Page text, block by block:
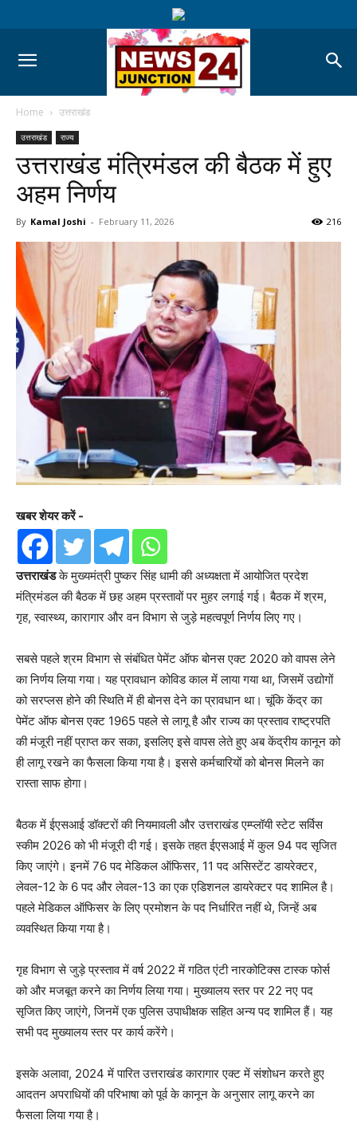
Home उत्तराखंड
उत्तराखंड राज्य
उत्तराखंड मंत्रिमंडल की बैठक में हुए
अहम निर्णय
By Kamal Joshi - February 11, 2026 216
खबर शेयर करें -
उत्तराखंडके मुख्यमंत्री पुष्कर सिंह धामी की अध्यक्षता में आयोजित प्रदेश
मंत्रिमंडल की बैठक में छह अहम प्रस्तावों पर मुहर लगाई गई। बैठक में श्रम,
गृह, स्वास्थ्य, कारागार और वन विभाग से जुड़े महत्वपूर्ण निर्णय लिए गए।
सबसे पहले श्रम विभाग से संबंधित पेमेंट ऑफ बोनस एक्ट 2020 को वापस लेने
का निर्णय लिया गया। यह प्रावधान कोविड काल में लाया गया था, जिसमें उद्योगों
को सरप्लस होने की स्थिति में ही बोनस देने का प्रावधान था। चूंकि केंद्र का
पेमेंट ऑफ बोनस एक्ट 1965 पहले से लागू है और राज्य का प्रस्ताव राष्ट्रपति
की मंजूरी नहीं प्राप्त कर सका, इसलिए इसे वापस लेते हुए अब केंद्रीय कानून को
ही लागू रखने का फैसला किया गया है। इससे कर्मचारियों को बोनस मिलने का
रास्ता साफ होगा।
बैठक में ईएसआई डॉक्टरों की नियमावली और उत्तराखंड एम्प्लॉयी स्टेट सर्विस
स्कीम 2026 को भी मंजूरी दी गई। इसके तहत ईएसआई में कुल 94 पद सृजित
किए जाएंगे। इनमें 76 पद मेडिकल ऑफिसर, 11 पद असिस्टेंट डायरेक्टर,
लेवल-12 के 6 पद और लेवल-13 का एक एडिशनल डायरेक्टर पद शामिल है।
पहले मेडिकल ऑफिसर के लिए प्रमोशन के पद निर्धारित नहीं थे, जिन्हें अब
व्यवस्थित किया गया है।
गृह विभाग से जुड़े प्रस्ताव में वर्ष 2022 में गठित एंटी नारकोटिक्स टास्क फोर्स
को और मजबूत करने का निर्णय लिया गया। मुख्यालय स्तर पर 22 नए पद
सृजित किए जाएंगे, जिनमें एक पुलिस उपाधीक्षक सहित अन्य पद शामिल हैं। यह
सभी पद मुख्यालय स्तर पर कार्य करेंगे।
इसके अलावा, 2024 में पारित उत्तराखंड कारागार एक्ट में संशोधन करते हुए
आदतन अपराधियों की परिभाषा को पूर्व के कानून के अनुसार लागू करने का
फैसला लिया गया है।